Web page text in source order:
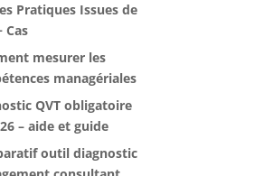
Pratiques Issues de
Cas
mesurer les
managériales
QVT obligatoire
– aide et guide
outil diagnostic